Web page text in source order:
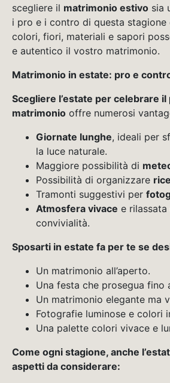
scegliere il matrimonio estivo sia
i pro e i contro di questa
colori, fiori, materiali e sapori
e autentico il vostro matrimonio.
Matrimonio in estate: pro e
Scegliere l’estate per celebrare
matrimonio offre numerosi
Giornate lunghe, ideali per
la luce naturale.
Maggiore possibilità di
Possibilità di organizzare
Tramonti suggestivi per
Atmosfera vivace e
convivialità.
Sposarti in estate fa per te se
Un matrimonio all’aperto.
Una festa che prosegua fino
Un matrimonio elegante ma
Fotografie luminose e colori
Una palette colori vivace e
Come ogni stagione, anche
aspetti da considerare: